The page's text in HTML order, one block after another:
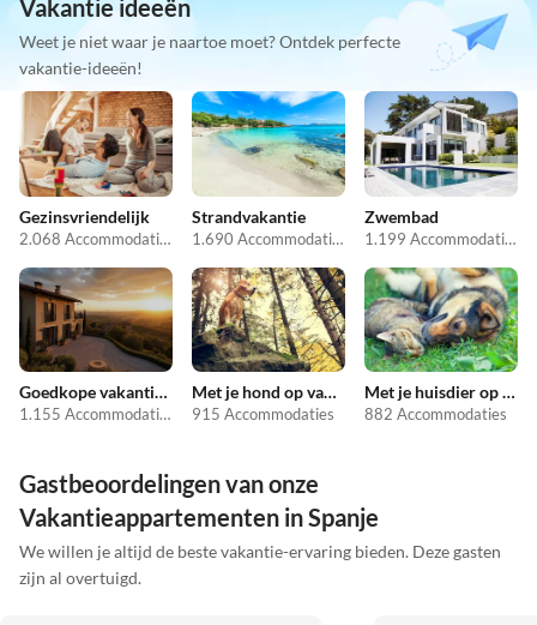
Vakantie ideeën
Weet je niet waar je naartoe moet? Ontdek perfecte
vakantie-ideeën!
Gezinsvriendelijk
2.068 Accommodaties
Strandvakantie
1.690 Accommodaties
Zwembad
1.199 Accommodaties
Goedkope vakantieappartementen
1.155 Accommodaties
Met je hond op vakantie
915 Accommodaties
Met je huisdier op vakantie
882 Accommodaties
Gastbeoordelingen van onze
Vakantieappartementen in Spanje
We willen je altijd de beste vakantie-ervaring bieden. Deze gasten
zijn al overtuigd.